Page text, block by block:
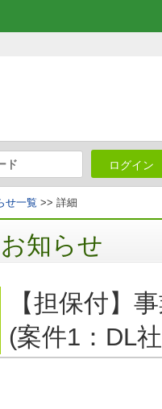
ログイン
せ一覧 >> 詳細
お知らせ
【担保付】
(案件1：DL